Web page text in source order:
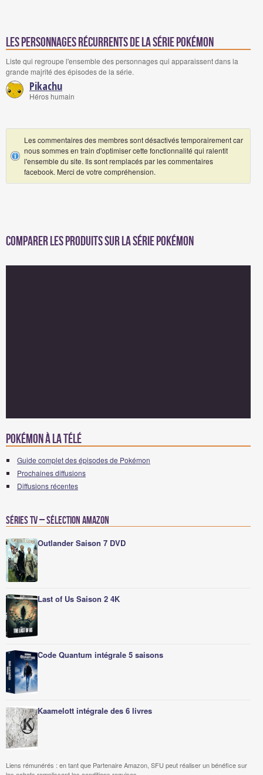
Les personnages récurrents de la série Pokémon
Liste qui regroupe l'ensemble des personnages qui apparaissent dans la
grande majrité des épisodes de la série.
Pikachu
Héros humain
Les commentaires des membres sont désactivés temporairement car
nous sommes en train d'optimiser cette fonctionnalité qui ralentit
l'ensemble du site. Ils sont remplacés par les commentaires
facebook. Merci de votre compréhension.
Comparer les produits sur la série Pokémon
Pokémon à la télé
Guide complet des épisodes de Pokémon
Prochaines diffusions
Diffusions récentes
Séries TV – Sélection Amazon
Outlander Saison 7 DVD
Last of Us Saison 2 4K
Code Quantum intégrale 5 saisons
Kaamelott intégrale des 6 livres
Liens rémunérés : en tant que Partenaire Amazon, SFU peut réaliser un bénéfice sur